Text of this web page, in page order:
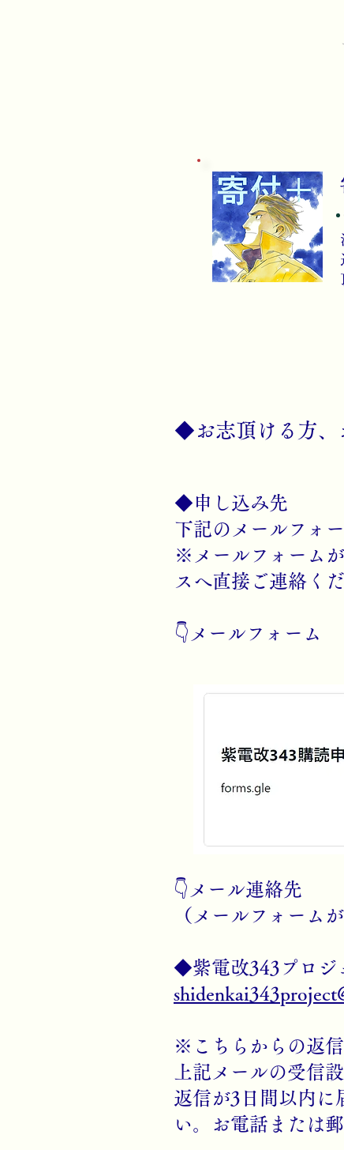
​◆お志頂ける方、
◆申し込み先
下記のメールフォ
※メールフォーム
スへ直接ご連絡くだ
👇メールフォーム
👇メール連絡先
（メールフォーム
◆紫電改343プロジ
※こちらからの返信
上記メールの受信
返信が3日間以内に
い。お電話または